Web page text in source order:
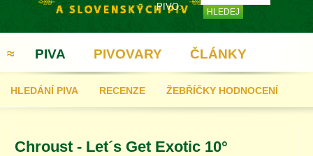
PIVO:
≈ PIVA
HLEDÁNÍ PIVA RECENZE ŽEBŘÍČKY HODNOCENÍ
PIVOVARY ČLÁNKY
REGISTRACE
Chroust - Let´s Get Exotic 10°